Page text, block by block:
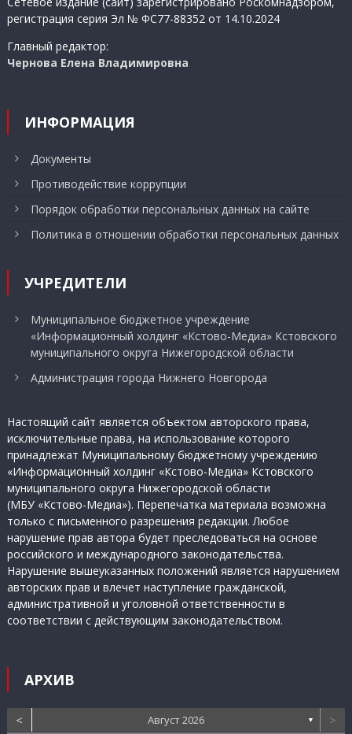
регистрация серия Эл № ФС77-88352 от 14.10.2024
Главный редактор:
Чернова Елена Владимировна
ИНФОРМАЦИЯ
Документы
Противодействие коррупции
Порядок обработки персональных данных на сайте
Политика в отношении обработки персональных данных
УЧРЕДИТЕЛИ
Муниципальное бюджетное учреждение
«Информационный холдинг «Кстово-Медиа» Кстовского
муниципального округа Нижегородской области
Администрация города Нижнего Новгорода
Настоящий сайт является объектом авторского права,
исключительные права, на использование которого
принадлежат Муниципальному бюджетному учреждению
«Информационный холдинг «Кстово-Медиа» Кстовского
муниципального округа Нижегородской области
(МБУ «Кстово-Медиа»). Перепечатка материала возможна
только с письменного разрешения редакции. Любое
нарушение прав автора будет преследоваться на основе
российского и международного законодательства.
Нарушение вышеуказанных положений является нарушением
авторских прав и влечет наступление гражданской,
административной и уголовной ответственности в
соответствии с действующим законодательством.
АРХИВ
< Август 2026 ▼ >